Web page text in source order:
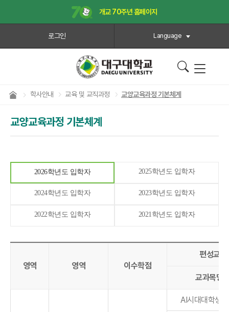
개교 70주년 홈페이지
로그인 Language
학사안내 교육 및 교직과정 교양교육과정 기본체계
교양교육과정 기본체계
2026학년도 입학자 2025학년도 입학자
2024학년도 입학자 2023학년도 입학자
2022학년도 입학자 2021학년도 입학자
영역 영역 이수학점
편성교과
교과목명
AI시대대학생